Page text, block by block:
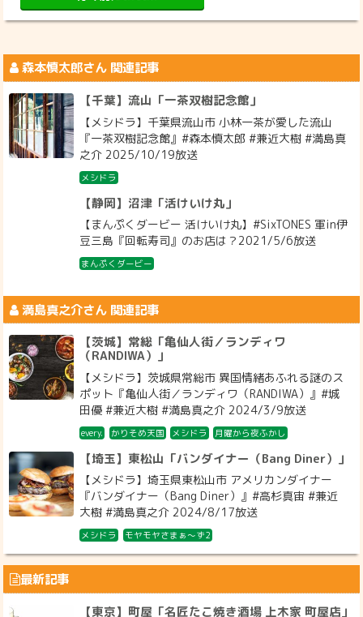
森本慎太郎さん 関連記事
【千葉】流山「一茶双樹記念館」
【メシドラ】千葉県流山市 小林一茶が愛した流山
『一茶双樹記念館』#森本慎太郎 #兼近大樹 #満島真
之介 2025/10/19放送
メシドラ
【静岡】沼津「活けいけ丸」
【まんぷくダービー 活けいけ丸】#SixTONES 軍in伊
豆三島『回転寿司』のお店は？2021/5/6放送
まんぷくダービー
満島真之介さん 関連記事
【茨城】常総「亀仙人街／ランディワ
（RANDIWA）」
【メシドラ】茨城県常総市 異国情緒あふれる謎のス
ポット『亀仙人街／ランディワ（RANDIWA）』#城
田優 #兼近大樹 #満島真之介 2024/3/9放送
every. かりそめ天国 メシドラ 月曜から夜ふかし
【埼玉】東松山「バンダイナー（Bang Diner）」
【メシドラ】埼玉県東松山市 アメリカンダイナー
『バンダイナー（Bang Diner）』#高杉真宙 #兼近
大樹 #満島真之介 2024/8/17放送
メシドラ モヤモヤさまぁ～ず2
最新記事
【東京】町屋「名匠たこ焼き酒場 上木家 町屋店」